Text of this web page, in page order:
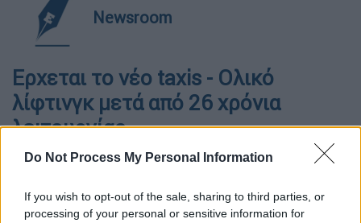
Do Not Process My Personal Information
If you wish to opt-out of the sale, sharing to third parties, or
processing of your personal or sensitive information for
Newsroom
Ερχεται το νέο taxis - Oλικό
λίφτινγκ μετά από 26 χρόνια
λειτουργίας